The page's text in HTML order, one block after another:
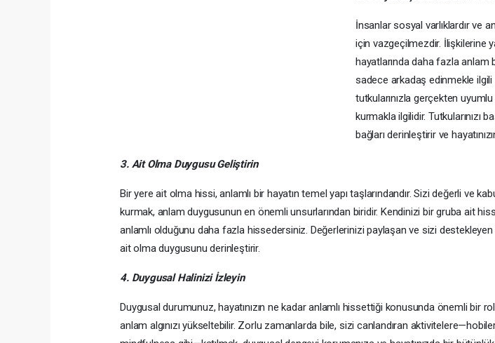
İnsanlar sosyal varlıklardır ve
için vazgeçilmezdir. İlişkilerine
hayatlarında daha fazla anlam
sadece arkadaş edinmekle
tutkularınızla gerçekten
kurmakla ilgilidir. Tutkularınızı
bağları derinleştirir ve
3. Ait Olma Duygusu Geliştirin
Bir yere ait olma hissi, anlamlı bir hayatın temel yapı taşlarındandır. Sizi değerli ve
kurmak, anlam duygusunun en önemli unsurlarından biridir. Kendinizi bir gruba ait
anlamlı olduğunu daha fazla hissedersiniz. Değerlerinizi paylaşan ve sizi
ait olma duygusunu derinleştirir.
4. Duygusal Halinizi İzleyin
Duygusal durumunuz, hayatınızın ne kadar anlamlı hissettiği konusunda önemli bir
anlam algınızı yükseltebilir. Zorlu zamanlarda bile, sizi canlandıran